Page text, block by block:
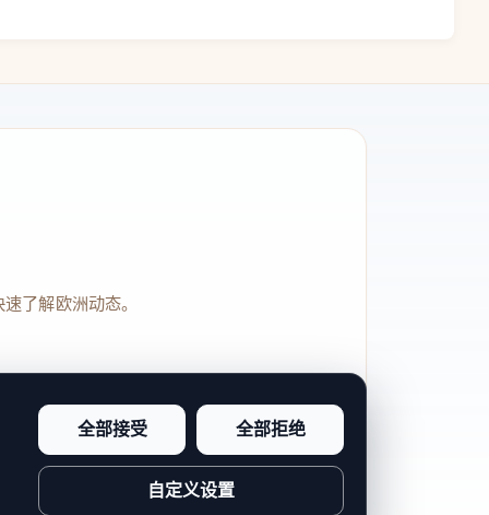
了解欧洲动态。
感和站点完整度。
全部接受 全部拒绝
自定义设置